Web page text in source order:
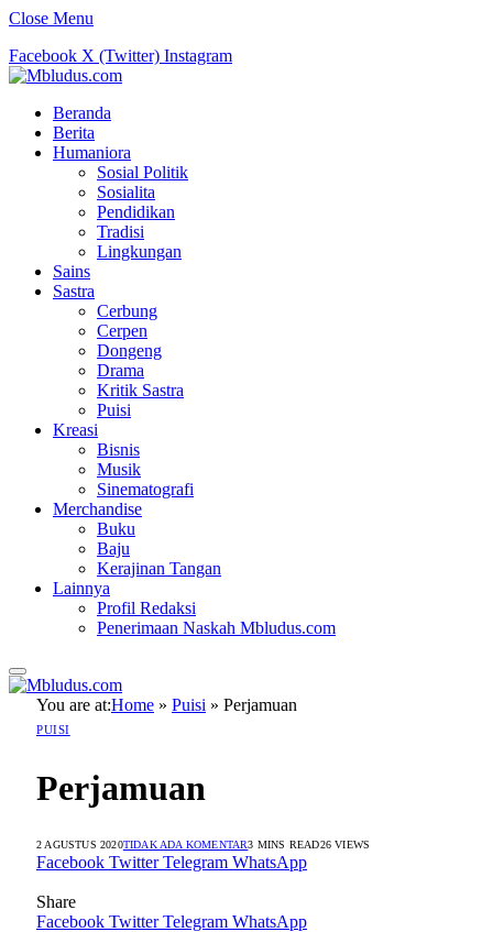
Close Menu
Facebook X (Twitter) Instagram
Beranda
Berita
Humaniora
Sosial Politik
Sosialita
Pendidikan
Tradisi
Lingkungan
Sains
Sastra
Cerbung
Cerpen
Dongeng
Drama
Kritik Sastra
Puisi
Kreasi
Bisnis
Musik
Sinematografi
Merchandise
Buku
Baju
Kerajinan Tangan
Lainnya
Profil Redaksi
Penerimaan Naskah Mbludus.com
You are at:Home » Puisi » Perjamuan
PUISI
Perjamuan
2 AGUSTUS 2020TIDAK ADA KOMENTAR3 MINS READ26VIEWS
Facebook Twitter Telegram WhatsApp
Share
Facebook Twitter Telegram WhatsApp